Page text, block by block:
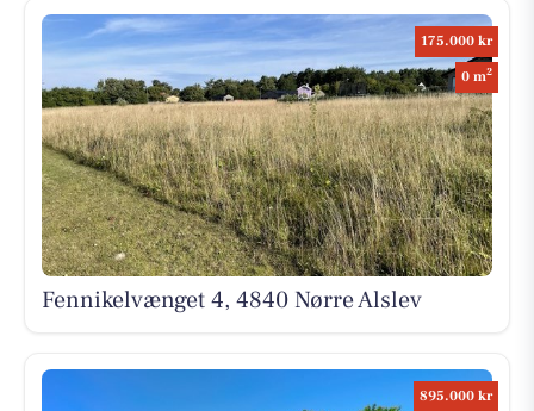
175.000 kr
0 m2
Fennikelvænget 4, 4840 Nørre Alslev
895.000 kr